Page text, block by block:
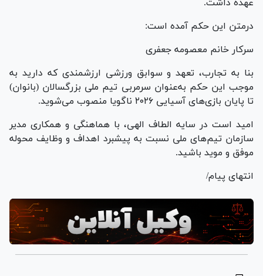
عهده داشت.
در‌متن این حکم آمده است:
سرکار خانم معصومه جعفری
بنا به تجارب، تعهد و سوابق ورزشی ارزشمندی که دارید به
موجب این حکم به‌عنوان سرمربی تیم ملی بزرگسالان (بانوان)
تا پایان بازی‌های آسیایی ۲۰۲۶ ناگویا منصوب می‌شوید.
امید است در سایه الطاف الهی، با هماهنگی و همکاری مدیر
سازمان تیم‌های ملی نسبت به پیشبرد اهداف و وظایف محوله
موفق و موید باشید.
انتهای پیام/